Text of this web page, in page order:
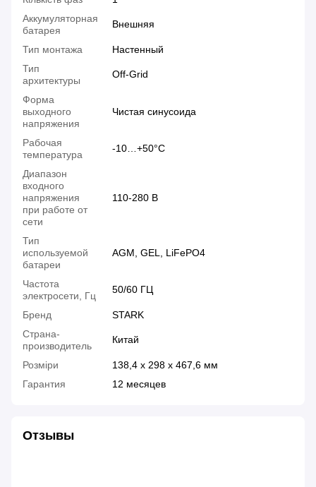
Аккумуляторная
батарея
Внешняя
Тип монтажа
Настенный
Тип
архитектуры
Off-Grid
Форма
выходного
напряжения
Чистая синусоида
Рабочая
температура
-10…+50°С
Диапазон
входного
напряжения
при работе от
сети
110-280 В
Тип
используемой
батареи
AGM, GEL, LiFePO4
Частота
электросети, Гц
50/60 ГЦ
Бренд
STARK
Страна-
производитель
Китай
Розміри
138,4 x 298 x 467,6 мм
Гарантия
12 месяцев
Отзывы